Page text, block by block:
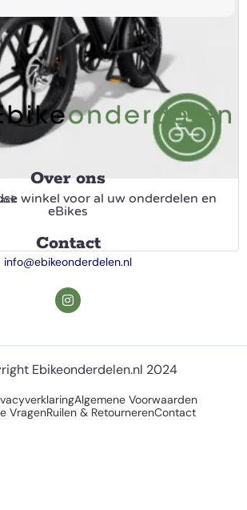
Over ons
winkel voor al uw onderdelen en
eBikes
Contact
info@ebikeonderdelen.nl
Ebikeonderdelen.nl 2024
Algemene Voorwaarden
VragenRuilen & RetournerenContact